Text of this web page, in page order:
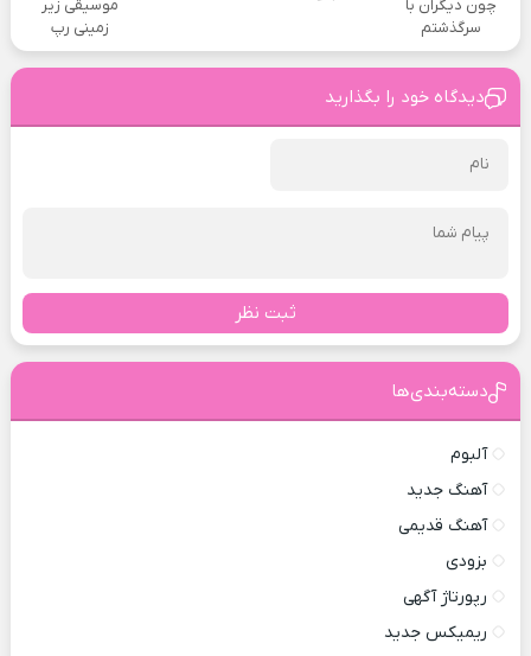
چون دیگران با
سرگذشتم
موسیقی زیر
زمینی رپ
دیدگاه خود را بگذارید
ثبت نظر
دسته‌بندی‌ها
آلبوم
آهنگ جدید
آهنگ قدیمی
بزودی
رپورتاژ آگهی
ریمیکس جدید